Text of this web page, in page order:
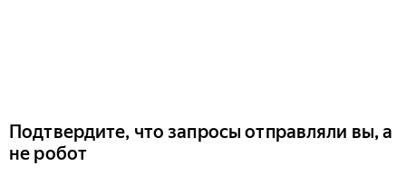
Подтвердите, что запросы отправляли вы, а
не робот